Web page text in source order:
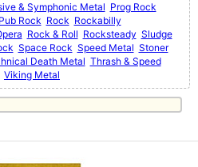
& Symphonic Metal Prog Rock
Pub Rock Rock Rockabilly
Rock & Roll Rocksteady Sludge
Space Rock Speed Metal Stoner
Death Metal Thrash & Speed
Viking Metal